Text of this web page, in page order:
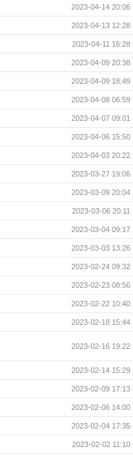
2023-04-14 20:06
2023-04-13 12:28
2023-04-11 16:28
2023-04-09 20:38
2023-04-09 18:49
2023-04-08 06:59
2023-04-07 09:01
2023-04-06 15:50
2023-04-03 20:22
2023-03-27 19:06
2023-03-09 20:04
2023-03-06 20:11
2023-03-04 09:17
2023-03-03 13:26
2023-02-24 09:32
2023-02-23 08:56
2023-02-22 10:40
2023-02-18 15:44
2023-02-16 19:22
2023-02-14 15:29
2023-02-09 17:13
2023-02-06 14:00
2023-02-04 17:35
2023-02-02 11:10